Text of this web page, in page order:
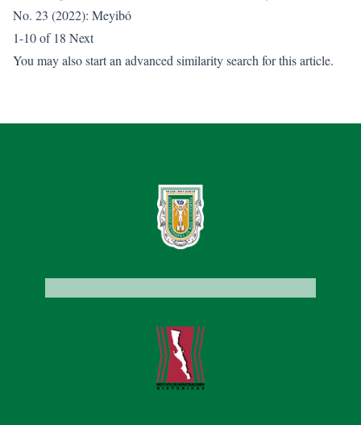
No. 23 (2022): Meyibó
1-10 of 18 Next
You may alsostart an advanced similarity searchfor this article.